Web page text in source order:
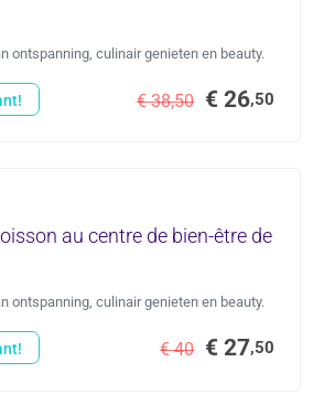
ontspanning, culinair genieten en beauty.
€ 38,50 € 26,50
au centre de bien-être de
ontspanning, culinair genieten en beauty.
€ 40 € 27,50